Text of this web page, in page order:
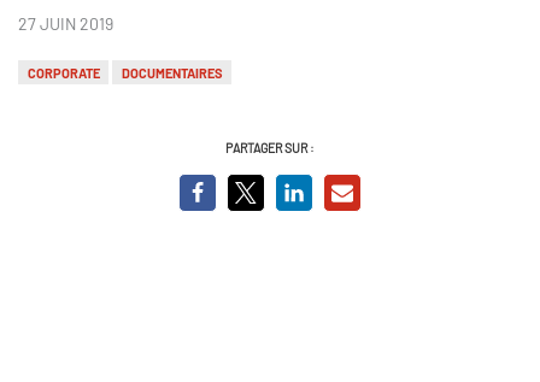
27 JUIN 2019
CORPORATE DOCUMENTAIRES
PARTAGER SUR :